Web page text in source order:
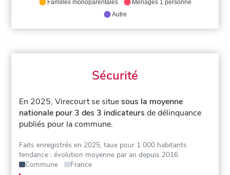
Familles monoparentales
Ménages 1 personne
Autre
Sécurité
En 2025, Virecourt se situesous la moyenne
nationale pour 3 des 3 indicateurs de délinquance
publiés pour la commune.
Faits enregistrés en 2025, taux pour 1 000 habitants ·
tendance : évolution moyenne par an depuis 2016
Commune
France